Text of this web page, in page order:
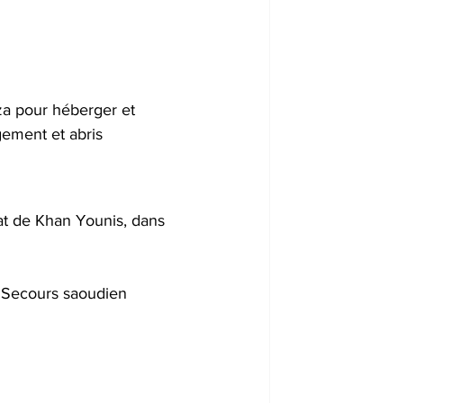
pour héberger et
et abris
de Khan Younis, dans
saoudien